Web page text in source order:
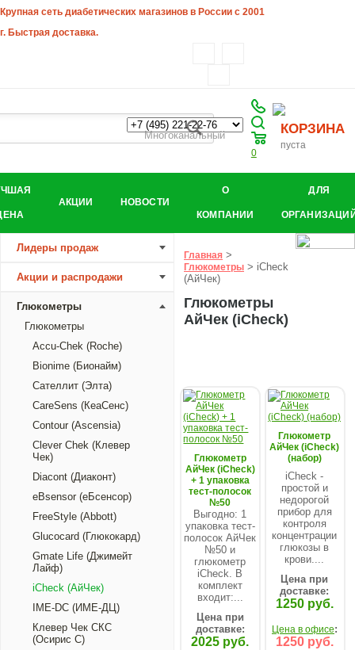
Крупная сеть диабетических магазинов в России с 2001
г. Быстрая доставка.
Многоканальный
0
КОРЗИНА
пуста
АКЦИИ НОВОСТИ
О
КОМПАНИИ
ДЛЯ
Лидеры продаж
Акции и распродажи
Глюкометры
Глюкометры
Accu-Chek (Roche)
Bionime (Бионайм)
Сателлит (Элта)
CareSens (КеаСенс)
Contour (Ascensia)
Clever Chek (Клевер
Чек)
Diacont (Диаконт)
eBsensor (еБсенсор)
FreeStyle (Abbott)
Glucocard (Глюкокард)
Gmate Life (Джимейт
Лайф)
iCheck (АйЧек)
IME-DC (ИМЕ-ДЦ)
Клевер Чек СКС
(Осирис С)
Главная >
Глюкометры > iCheck
(АйЧек)
Глюкометры
АйЧек (iCheck)
Глюкометр
АйЧек (iCheck)
+ 1 упаковка
тест-полосок
№50
Выгодно: 1
упаковка тест-
полосок АйЧек
№50 и
глюкометр
iCheck. В
комплект
входит:...
Цена при
доставке:
2025 руб.
Глюкометр
АйЧек (iCheck)
(набор)
iCheck -
простой и
недорогой
прибор для
контроля
концентрации
глюкозы в
крови....
Цена при
доставке:
1250 руб.
Цена в офисе:
1250 руб.